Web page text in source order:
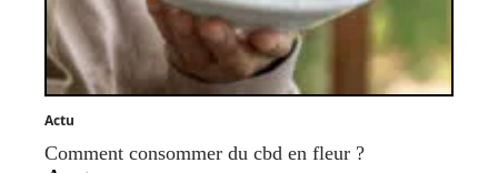
Actu
Comment consommer du cbd en fleur ?